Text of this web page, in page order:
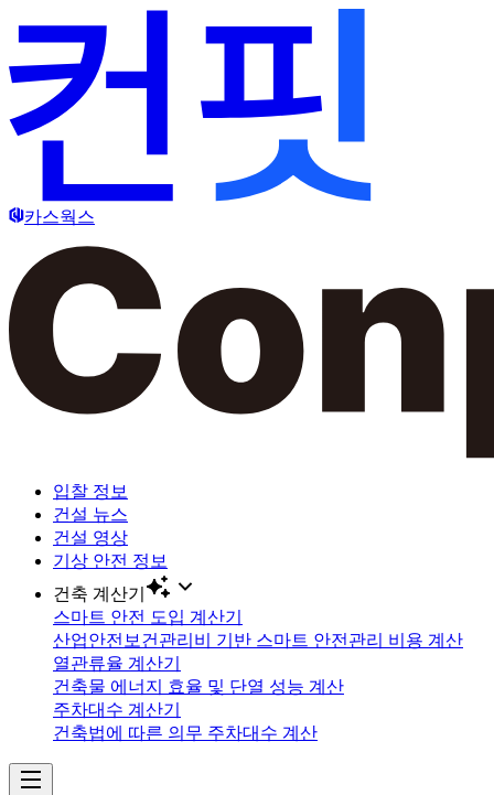
카스웍스
입찰 정보
건설 뉴스
건설 영상
기상 안전 정보
건축 계산기
스마트 안전 도입 계산기
산업안전보건관리비 기반 스마트 안전관리 비용 계산
열관류율 계산기
건축물 에너지 효율 및 단열 성능 계산
주차대수 계산기
건축법에 따른 의무 주차대수 계산